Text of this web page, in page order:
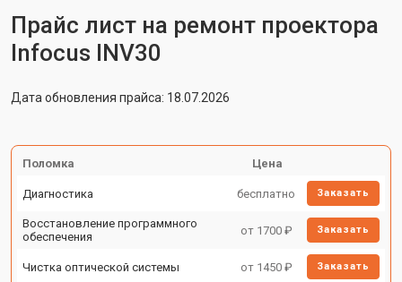
Прайс лист на ремонт проектора
Infocus INV30
Дата обновления прайса: 18.07.2026
Поломка Цена
Диагностика бесплатно Заказать
Восстановление программного
обеспечения
от 1700 ₽ Заказать
Чистка оптической системы от 1450 ₽ Заказать